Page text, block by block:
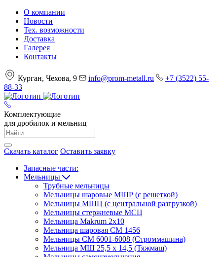
О компании
Новости
Тех. возможности
Доставка
Галерея
Контакты
Курган, Чехова, 9 info@prom-metall.ru
+7 (3522) 55-
88-33
Комплектующие
для дробилок и мельниц
Скачать каталог Оставить заявку
Запасные части:
Мельницы
Трубные мельницы
Мельницы шаровые МШР (с решеткой)
Мельницы МШЦ (с центральной разгрузкой)
Мельницы стержневые МСЦ
Мельница Makrum 2х10
Мельница шаровая СМ 1456
Мельницы СМ 6001-6008 (Строммашина)
Мельница МШ 25,5 х 14,5 (Тяжмаш)